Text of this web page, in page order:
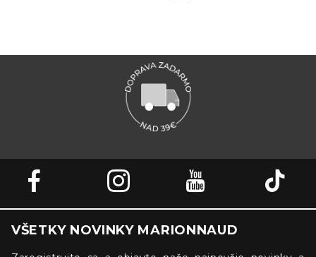
VŠETKY NOVINKY MARIONNAUD